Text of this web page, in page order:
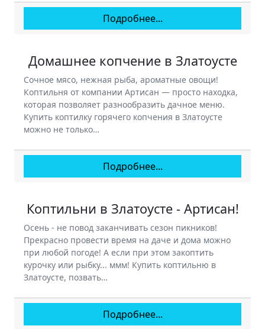
Подробнее...
Домашнее копчение в Златоусте
Сочное мясо, нежная рыба, ароматные овощи!
Коптильня от компании Артисан — просто находка,
которая позволяет разнообразить дачное меню.
Купить коптилку горячего копчения в Златоусте
можно не только…
Подробнее...
Коптильни в Златоусте - Артисан!
Осень - не повод заканчивать сезон пикников!
Прекрасно провести время на даче и дома можно
при любой погоде! А если при этом закоптить
курочку или рыбку... ммм! Купить коптильню в
Златоусте, позвать…
Подробнее...